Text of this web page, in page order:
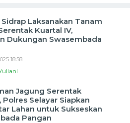
Laksanakan Tanam
Kuartal IV,
Dukungan Swasembada
18:58
Jagung Serentak
Polres Selayar Siapkan
Lahan untuk Sukseskan
Pangan